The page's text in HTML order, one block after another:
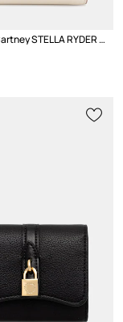
Stella McCartney STELLA RYDER кошелек из искусственной кожи для женщин